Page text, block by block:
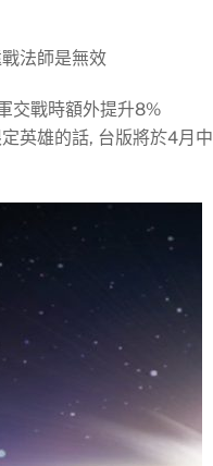
法師是無效
交戰時額外提升8%
英雄的話, 台版將於4月中